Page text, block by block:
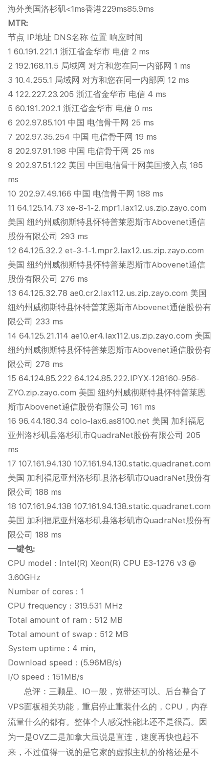
海外美国洛杉矶<1ms香港229ms85.9ms
MTR:
节点 IP地址 DNS名称 位置 响应时间
1 60.191.221.1 浙江省金华市 电信 2 ms
2 192.168.11.5 局域网 对方和您在同一内部网 1 ms
3 10.4.255.1 局域网 对方和您在同一内部网 12 ms
4 122.227.23.205 浙江省金华市 电信 4 ms
5 60.191.202.1 浙江省金华市 电信 0 ms
6 202.97.85.101 中国 电信骨干网 25 ms
7 202.97.35.254 中国 电信骨干网 19 ms
8 202.97.91.198 中国 电信骨干网 25 ms
9 202.97.51.122 美国 中国电信骨干网美国接入点 185
ms
10 202.97.49.166 中国 电信骨干网 188 ms
11 64.125.14.73 xe-8-1-2.mpr1.lax12.us.zip.zayo.com
美国 纽约州威彻斯特县怀特普莱恩斯市Abovenet通信
股份有限公司 293 ms
12 64.125.32.2 et-3-1-1.mpr2.lax12.us.zip.zayo.com
美国 纽约州威彻斯特县怀特普莱恩斯市Abovenet通信
股份有限公司 276 ms
13 64.125.32.78 ae0.cr2.lax112.us.zip.zayo.com 美国
纽约州威彻斯特县怀特普莱恩斯市Abovenet通信股份有
限公司 233 ms
14 64.125.21.114 ae10.er4.lax112.us.zip.zayo.com 美国
纽约州威彻斯特县怀特普莱恩斯市Abovenet通信股份有
限公司 278 ms
15 64.124.85.222 64.124.85.222.IPYX-128160-956-
ZYO.zip.zayo.com 美国 纽约州威彻斯特县怀特普莱恩
斯市Abovenet通信股份有限公司 161 ms
16 96.44.180.34 colo-lax6.as8100.net 美国 加利福尼
亚州洛杉矶县洛杉矶市QuadraNet股份有限公司 205
ms
17 107.161.94.130 107.161.94.130.static.quadranet.com
美国 加利福尼亚州洛杉矶县洛杉矶市QuadraNet股份有
限公司 188 ms
18 107.161.94.138 107.161.94.138.static.quadranet.com
美国 加利福尼亚州洛杉矶县洛杉矶市QuadraNet股份有
限公司 188 ms
一键包:
CPU model : Intel(R) Xeon(R) CPU E3-1276 v3 @
3.60GHz
Number of cores : 1
CPU frequency : 319.531 MHz
Total amount of ram : 512 MB
Total amount of swap : 512 MB
System uptime : 4 min,
Download speed : (5.96MB/s)
I/O speed : 151MB/s
总评：三颗星。IO一般，宽带还可以。后台整合了
VPS面板相关功能，重启停止重装什么的，CPU，内存
流量什么的都有。整体个人感觉性能比还不是很高。因
为一是OVZ二是加拿大虽说是直连，速度再快也起不
来，不过值得一说的是它家的虚拟主机的价格还是不